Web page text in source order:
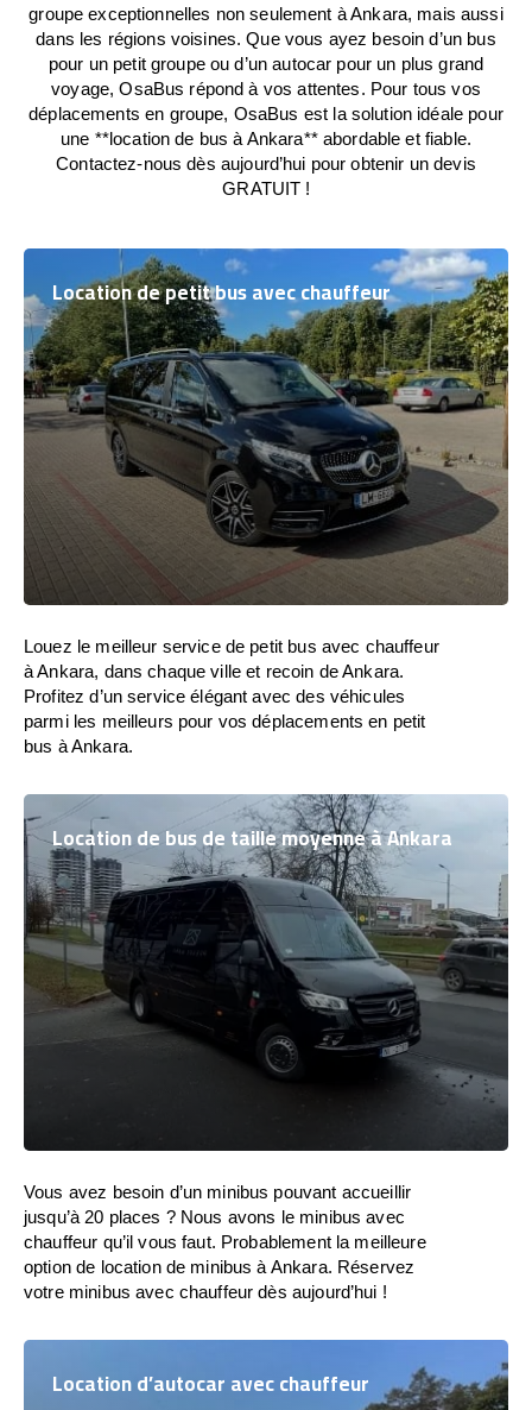
groupe exceptionnelles non seulement à Ankara, mais aussi
dans les régions voisines. Que vous ayez besoin d’un bus
pour un petit groupe ou d’un autocar pour un plus grand
voyage, OsaBus répond à vos attentes. Pour tous vos
déplacements en groupe, OsaBus est la solution idéale pour
une **location de bus à Ankara** abordable et fiable.
Contactez-nous dès aujourd’hui pour obtenir un devis
GRATUIT !
Location de petit bus avec chauffeur
Louez le meilleur service de petit bus avec chauffeur
à Ankara, dans chaque ville et recoin de Ankara.
Profitez d’un service élégant avec des véhicules
parmi les meilleurs pour vos déplacements en petit
bus à Ankara.
Location de bus de taille moyenne à Ankara
Vous avez besoin d’un minibus pouvant accueillir
jusqu’à 20 places ? Nous avons le minibus avec
chauffeur qu’il vous faut. Probablement la meilleure
option de location de minibus à Ankara. Réservez
votre minibus avec chauffeur dès aujourd’hui !
Location d’autocar avec chauffeur